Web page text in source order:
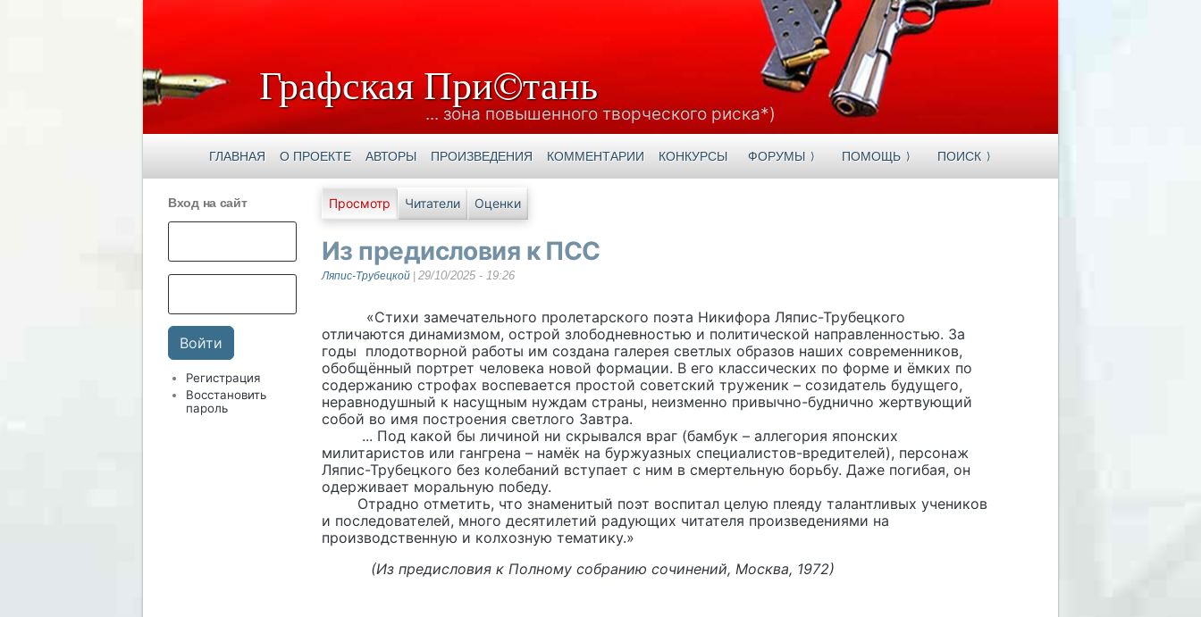
Графская При©тань
... зона повышенного творческого риска*)
ГЛАВНАЯ О ПРОЕКТЕ АВТОРЫ ПРОИЗВЕДЕНИЯ КОММЕНТАРИИ КОНКУРСЫ ФОРУМЫ ПОМОЩЬ ПОИСК
Вход на сайт
Регистрация
Восстановить
пароль
Главные вкладки
Просмотр Читатели Оценки
Из предисловия к ПСС
Ляпис-Трубецкой 29/10/2025 - 19:26
«Стихи замечательного пролетарского поэта Никифора Ляпис-Трубецкого
отличаются динамизмом, острой злободневностью и политической направленностью. За
годы плодотворной работы им создана галерея светлых образов наших современников,
обобщённый портрет человека новой формации. В его классических по форме и ёмких по
содержанию строфах воспевается простой советский труженик – созидатель будущего,
неравнодушный к насущным нуждам страны, неизменно привычно-буднично жертвующий
собой во имя построения светлого Завтра.
... Под какой бы личиной ни скрывался враг (бамбук – аллегория японских
милитаристов или гангрена – намёк на буржуазных специалистов-вредителей), персонаж
Ляпис-Трубецкого без колебаний вступает с ним в смертельную борьбу. Даже погибая, он
одерживает моральную победу.
Отрадно отметить, что знаменитый поэт воспитал целую плеяду талантливых учеников
и последователей, много десятилетий радующих читателя произведениями на
производственную и колхозную тематику.»
(Из предисловия к Полному собранию сочинений, Москва, 1972)